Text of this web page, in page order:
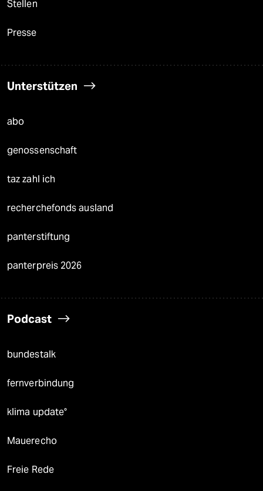
Stellen
Presse
Unterstützen
abo
genossenschaft
taz zahl ich
recherchefonds ausland
panterstiftung
panterpreis 2026
Podcast
bundestalk
fernverbindung
klima update°
Mauerecho
Freie Rede